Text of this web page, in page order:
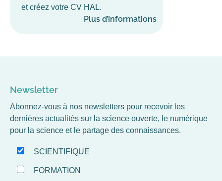
et créez votre CV HAL.
Plus d’informations
Newsletter
Abonnez-vous à nos newsletters pour recevoir les
dernières actualités sur la science ouverte, le numérique
pour la science et le partage des connaissances.
SCIENTIFIQUE
FORMATION